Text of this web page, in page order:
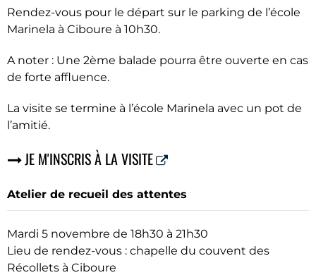
Rendez-vous pour le départ sur le parking de l’école
Marinela à Ciboure à 10h30.
A noter : Une 2ème balade pourra être ouverte en cas
de forte affluence.
La visite se termine à l’école Marinela avec un pot de
l’amitié.
JE M'INSCRIS À LA VISITE
Atelier de recueil des attentes
Mardi 5 novembre de 18h30 à 21h30
Lieu de rendez-vous : chapelle du couvent des
Récollets à Ciboure